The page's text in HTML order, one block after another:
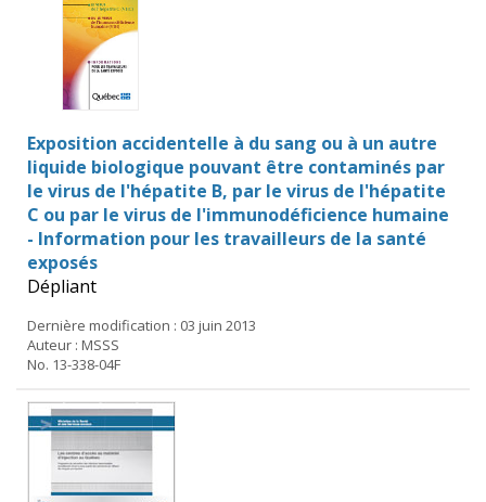
Exposition accidentelle à du sang ou à un autre
liquide biologique pouvant être contaminés par
le virus de l'hépatite B, par le virus de l'hépatite
C ou par le virus de l'immunodéficience humaine
- Information pour les travailleurs de la santé
exposés
Dépliant
Dernière modification : 03 juin 2013
Auteur : MSSS
No. 13-338-04F